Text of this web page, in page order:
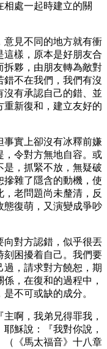
處一起時建立的關
意見不同的地方就有衝
這樣，原本是好朋友合
拆夥，由朋友轉為敵對
不在我們，我們有沒
有承認自己的錯、並
重新復和，建立友好的
實上卻沒有冰釋前嫌
，令對方無地自容。或
，抓緊不放，無疑破
雜了隱含的動機，使
老問題尚未釐清，反
態復萌，又演變成爭吵
向對方認錯，似乎很丟
刻困擾着自己。我們要
，請求對方饒恕，期
，在復和的過程中，
不可或缺的成分。
啊，我弟兄得罪我，
穌說：『我對你說，
（《馬太福音》十八章